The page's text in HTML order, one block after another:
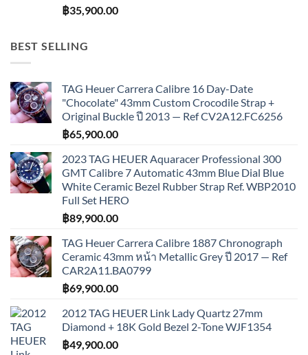
฿35,900.00
BEST SELLING
TAG Heuer Carrera Calibre 16 Day-Date
"Chocolate" 43mm Custom Crocodile Strap +
Original Buckle ปี 2013 — Ref CV2A12.FC6256
฿65,900.00
2023 TAG HEUER Aquaracer Professional 300
GMT Calibre 7 Automatic 43mm Blue Dial Blue
White Ceramic Bezel Rubber Strap Ref. WBP2010
Full Set HERO
฿89,900.00
TAG Heuer Carrera Calibre 1887 Chronograph
Ceramic 43mm หน้า Metallic Grey ปี 2017 — Ref
CAR2A11.BA0799
฿69,900.00
2012 TAG HEUER Link Lady Quartz 27mm
Diamond + 18K Gold Bezel 2-Tone WJF1354
฿49,900.00